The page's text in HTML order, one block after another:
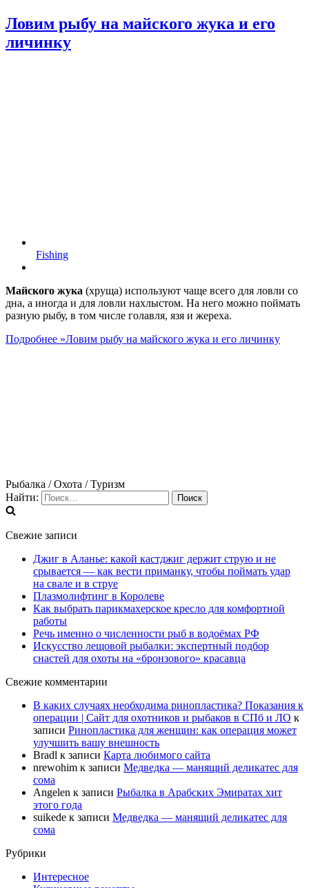
Ловим рыбу на майского жука и его
личинку
Fishing
Майского жука (хруща) используют чаще всего для ловли со
дна, а иногда и для ловли нахлыстом. На него можно поймать
разную рыбу, в том числе голавля, язя и жереха.
Подробнее »Ловим рыбу на майского жука и его личинку
Рыбалка / Охота / Туризм
Найти:
Свежие записи
Джиг в Аланье: какой кастджиг держит струю и не
срывается — как вести приманку, чтобы поймать удар
на свале и в струе
Плазмолифтинг в Королеве
Как выбрать парикмахерское кресло для комфортной
работы
Речь именно о численности рыб в водоёмах РФ
Искусство лещовой рыбалки: экспертный подбор
снастей для охоты на «бронзового» красавца
Свежие комментарии
В каких случаях необходима ринопластика? Показания к
операции | Сайт для охотников и рыбаков в СПб и ЛО к
записи Ринопластика для женщин: как операция может
улучшить вашу внешность
Bradl к записи Карта любимого сайта
nrewohim к записи Медведка — манящий деликатес для
сома
Angelen к записи Рыбалка в Арабских Эмиратах хит
этого года
suikede к записи Медведка — манящий деликатес для
сома
Рубрики
Интересное